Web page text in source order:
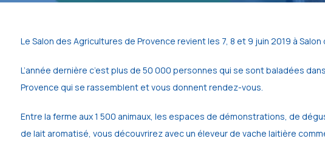
Le Salon des Agricultures de Provence revient les 7, 8 et 9 juin 2019 à
L’année dernière c’est plus de 50 000 personnes qui se sont baladées
Provence qui se rassemblent et vous donnent rendez-vous.
Entre la ferme aux 1 500 animaux, les espaces de démonstrations, de
de lait aromatisé, vous découvrirez avec un éleveur de vache laitière